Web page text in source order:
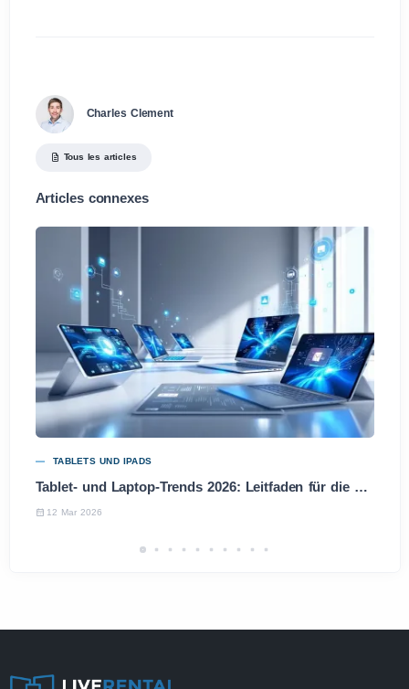
Charles Clement
Tous les articles
Articles connexes
TABLETS UND IPADS
Tablet- und Laptop-Trends 2026: Leitfaden für die besten Entscheidungen
12 Mar 2026